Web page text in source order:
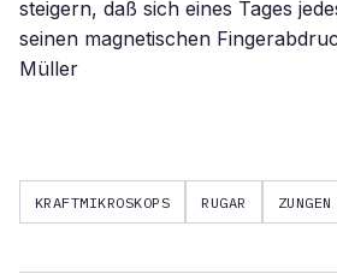
steigern, daß sich eines Tages
seinen magnetischen
Müller
KRAFTMIKROSKOPS RUGAR ZUNGEN